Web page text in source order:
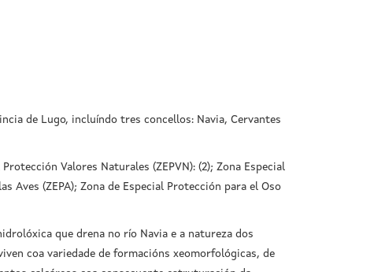
de Lugo, incluíndo tres concellos: Navia, Cervantes
Valores Naturales (ZEPVN): (2); Zona Especial
Aves (ZEPA); Zona de Especial Protección para el Oso
que drena no río Navia e a natureza dos
coa variedade de formacións xeomorfológicas, de